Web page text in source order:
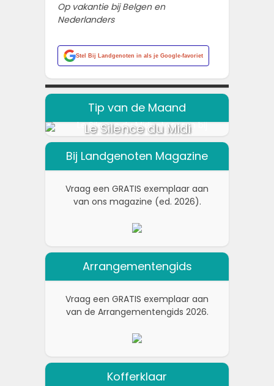
Op vakantie bij Belgen en
Nederlanders
Stel Bij Landgenoten in als je Google-favoriet
Tip van de Maand
Le Silence du Midi
Bij Landgenoten Magazine
Vraag een GRATIS exemplaar aan
van ons magazine (ed. 2026).
Arrangementengids
Vraag een GRATIS exemplaar aan
van de Arrangementengids 2026.
Kofferklaar